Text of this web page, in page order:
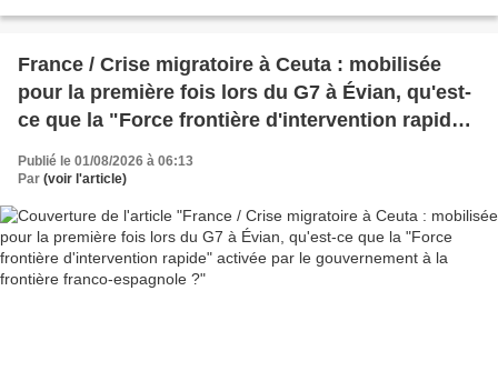
France / Crise migratoire à Ceuta : mobilisée
pour la première fois lors du G7 à Évian, qu'est-
ce que la "Force frontière d'intervention rapide"
activée par le gouvernement à la frontière
franco-espagnole ?
Publié le 01/08/2026 à 06:13
Par (voir l'article)